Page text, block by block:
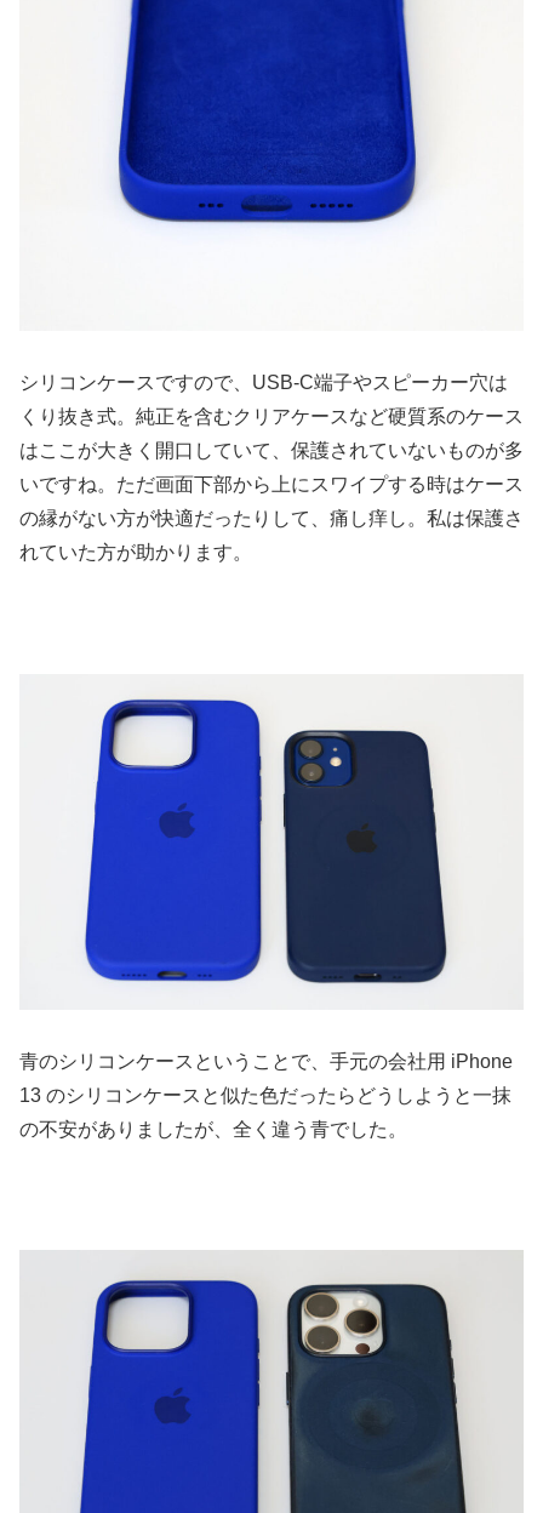
シリコンケースですので、USB-C端子やスピーカー穴は
くり抜き式。純正を含むクリアケースなど硬質系のケース
はここが大きく開口していて、保護されていないものが多
いですね。ただ画面下部から上にスワイプする時はケース
の縁がない方が快適だったりして、痛し痒し。私は保護さ
れていた方が助かります。
青のシリコンケースということで、手元の会社用 iPhone
13 のシリコンケースと似た色だったらどうしようと一抹
の不安がありましたが、全く違う青でした。